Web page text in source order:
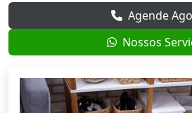
Agende
Nossos